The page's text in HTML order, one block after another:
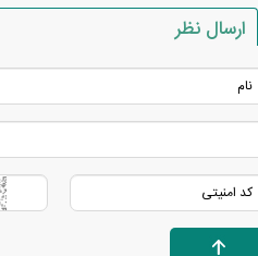
ارسال نظر